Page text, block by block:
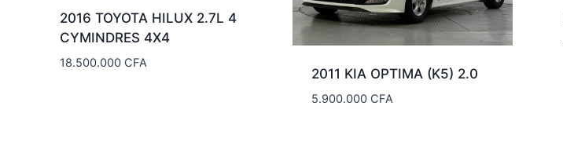
2016 TOYOTA HILUX 2.7L 4
CYMINDRES 4X4
18.500.000 CFA
2011 KIA OPTIMA (K5) 2.0
5.900.000 CFA